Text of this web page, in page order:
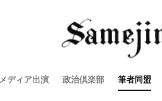
メディア出演 政治倶楽部 筆者同盟